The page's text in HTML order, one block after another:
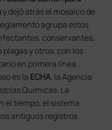
y dejó atrás el mosaico de
agrupa estos
conservantes,
y otros, con los
en primera línea.
es la ECHA, la Agencia
Químicas. La
el tiempo, el sistema
antiguos registros